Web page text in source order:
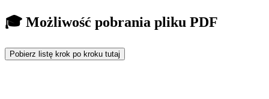
🎓 Możliwość pobrania pliku PDF
Pobierz listę krok po kroku tutaj